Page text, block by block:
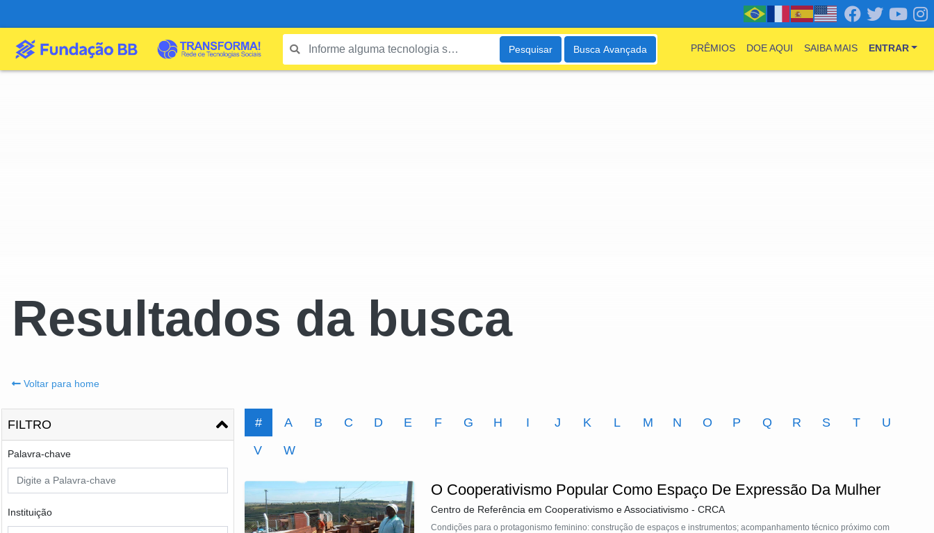
Pesquisar Busca Avançada PRÊMIOS DOE AQUI SAIBA MAIS ENTRAR
Resultados da busca
Voltar para home
FILTRO
Palavra-chave
Instituição
# A B C D E F G H I J K L M N O P Q R S T
U
V
W
O Cooperativismo Popular Como Espaço De Expressão Da Mulher
Centro de Referência em Cooperativismo e Associativismo - CRCA
Condições para o protagonismo feminino: construção de espaços e instrumentos; acompanhamento técnico próximo com